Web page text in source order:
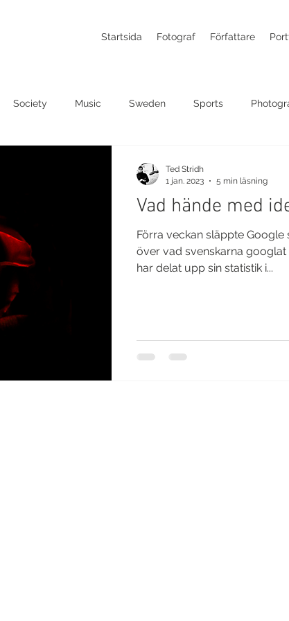
Startsida Fotograf Författare
Society Music Sweden Sports
Vad hände med
Förra veckan släppte
över vad svenskarna googlat
har delat upp sin statistik i...
Ted Stridh
1 jan. 2023
5 min läsning